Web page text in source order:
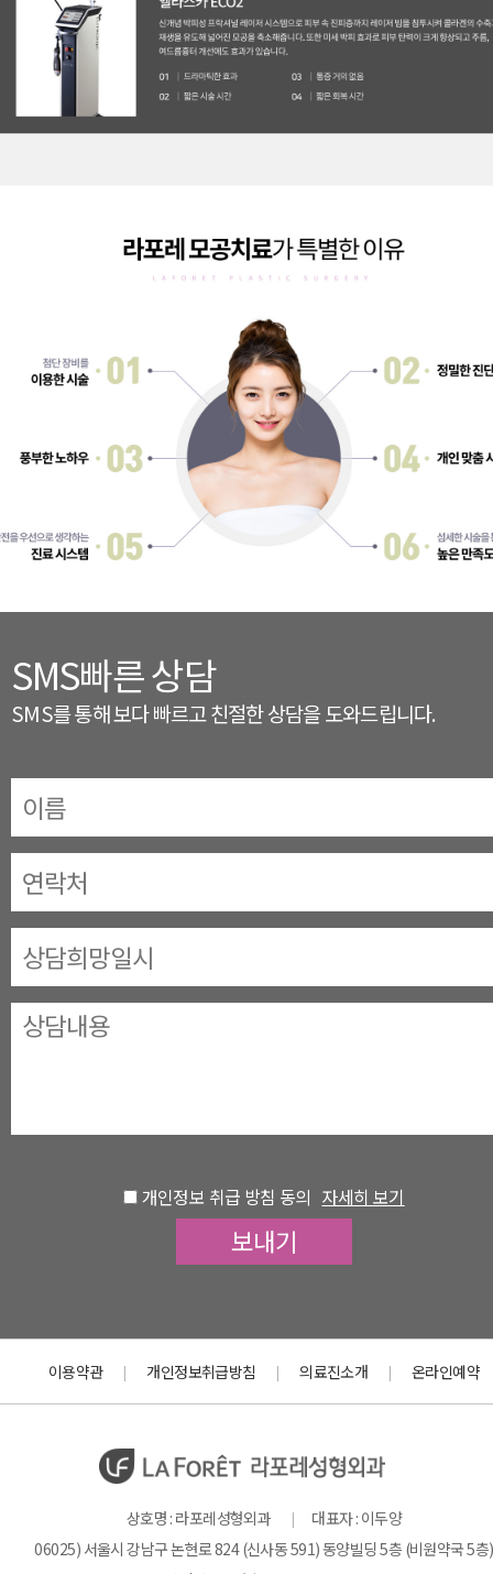
SMS빠른 상담
SMS를 통해 보다 빠르고 친절한 상담을 도와드립니다.
개인정보 취급 방침 동의 자세히 보기
이용약관 | 개인정보취급방침 | 의료진소개 | 온라인예약
상호명 : 라포레성형외과
대표자 : 이두양
06025) 서울시 강남구 논현로 824 (신사동 591) 동양빌딩 5층 (비원약국 5층)